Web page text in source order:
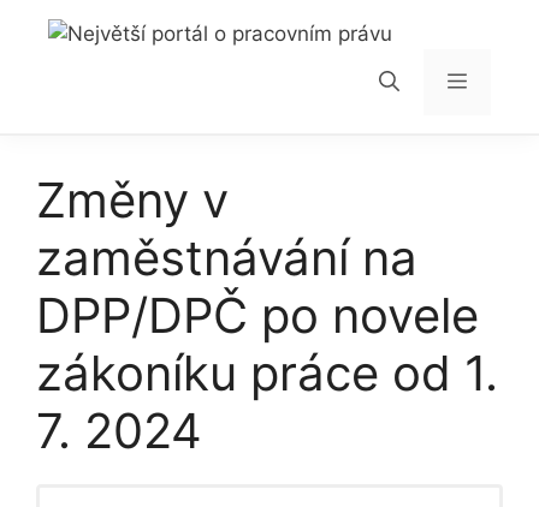
Přeskočit
Menu
Změny v
zaměstnávání na
DPP/DPČ po novele
zákoníku práce od 1.
7. 2024